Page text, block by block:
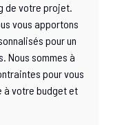
de votre projet.
vous apportons
pour un
Nous sommes à
pour vous
à votre budget et